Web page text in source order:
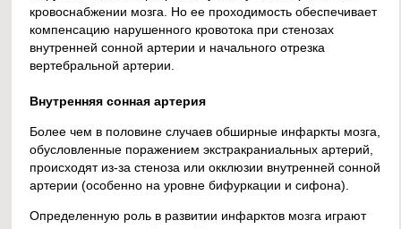
кровоснабжении мозга. Но ее проходимость обеспечивает
компенсацию нарушенного кровотока при стенозах
внутренней сонной артерии и начального отрезка
вертебральной артерии.
Внутренняя сонная артерия
Более чем в половине случаев обширные инфаркты мозга,
обусловленные поражением экстракраниальных артерий,
происходят из-за стеноза или окклюзии внутренней сонной
артерии (особенно на уровне бифуркации и сифона).
Определенную роль в развитии инфарктов мозга играют